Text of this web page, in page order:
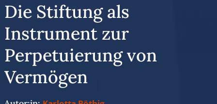
Die Stiftung als
Instrument zur
Perpetuierung von
Vermögen